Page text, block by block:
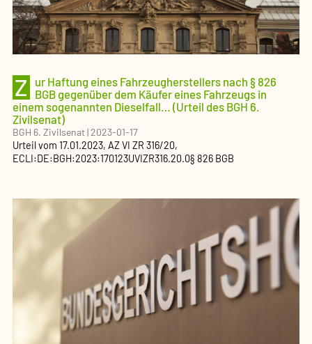
Z
ur Haftung eines Fahrzeugherstellers nach § 826
BGB gegenüber dem Käufer eines Fahrzeugs in
einem sogenannten Dieselfall… (Urteil des BGH 6.
Zivilsenat)
BGH 6. Zivilsenat|2023-01-17
Urteilvom 17.01.2023, AZVI ZR 316/20,
ECLI:DE:BGH:2023:170123UVIZR316.20.0§ 826 BGB